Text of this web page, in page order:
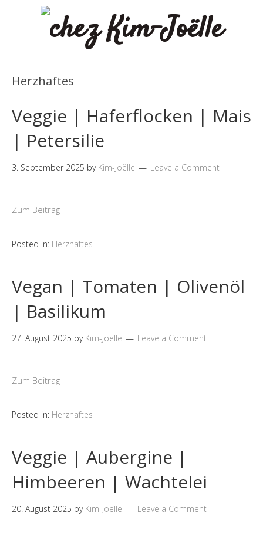
Herzhaftes
Veggie | Haferflocken | Mais
| Petersilie
3. September 2025 by Kim-Joëlle Leave a Comment
Zum Beitrag
Posted in: Herzhaftes
Vegan | Tomaten | Olivenöl
| Basilikum
27. August 2025 by Kim-Joëlle Leave a Comment
Zum Beitrag
Posted in: Herzhaftes
Veggie | Aubergine |
Himbeeren | Wachtelei
20. August 2025 by Kim-Joëlle Leave a Comment